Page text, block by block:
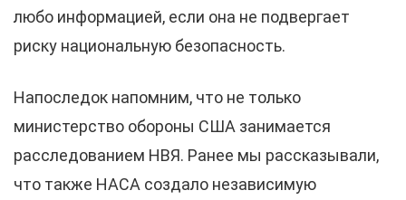
любо информацией, если она не подвергает
риску национальную безопасность.
Напоследок напомним, что не только
министерство обороны США занимается
расследованием НВЯ. Ранее мы рассказывали,
что также НАСА создало независимую